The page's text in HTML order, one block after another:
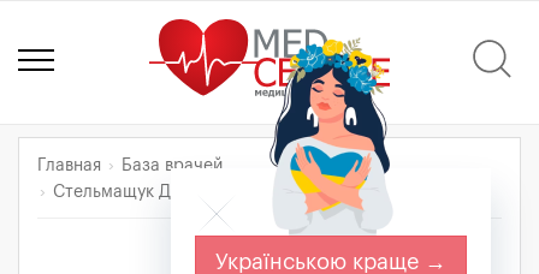
Главная
База врачей
Стельмащук Дмитро Русланович
Отзывы
Українською краще →